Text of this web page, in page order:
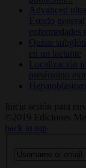
Advanced
Estado
enfermedades
Quiste
en un lactante
Localización
pretérmino
Inicia sesión para
©2019 Ediciones
back to top